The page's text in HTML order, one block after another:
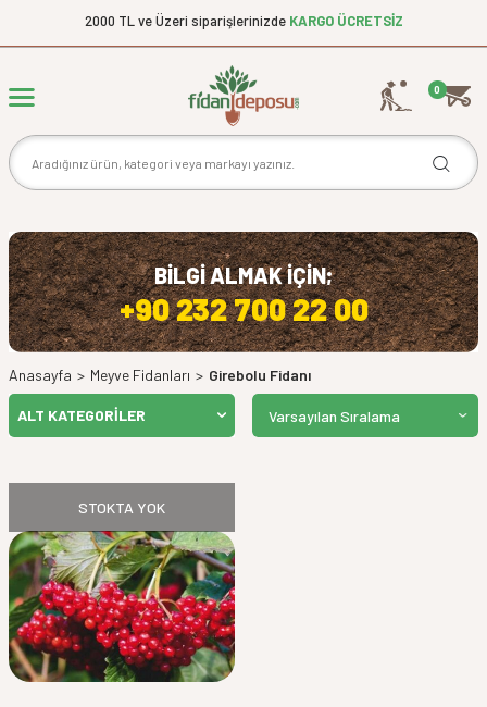
2000 TL ve Üzeri siparişlerinizde KARGO ÜCRETSİZ
0
BİLGİ ALMAK İÇİN;
+90 232 700 22 00
Anasayfa > Meyve Fidanları > Girebolu Fidanı
ALT KATEGORILER
STOKTA YOK